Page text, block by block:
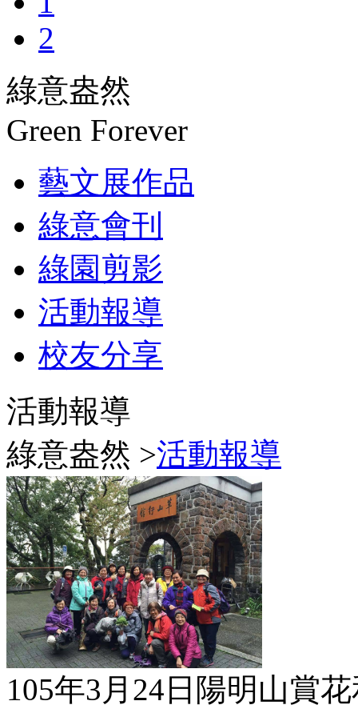
2
綠意盎然
Green Forever
藝文展作品
綠意會刊
綠園剪影
活動報導
校友分享
活動報導
綠意盎然 >活動報導
105年3月24日陽明山賞